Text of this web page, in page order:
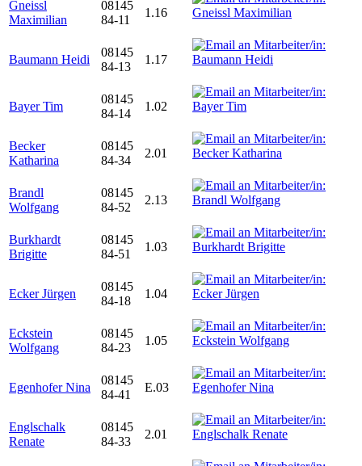
Gneissl
Maximilian
08145
84-11
1.16
Baumann Heidi
08145
84-13
1.17
Bayer Tim
08145
84-14
1.02
Becker
Katharina
08145
84-34
2.01
Brandl
Wolfgang
08145
84-52
2.13
Burkhardt
Brigitte
08145
84-51
1.03
Ecker Jürgen
08145
84-18
1.04
Eckstein
Wolfgang
08145
84-23
1.05
Egenhofer Nina
08145
84-41
E.03
Englschalk
Renate
08145
84-33
2.01